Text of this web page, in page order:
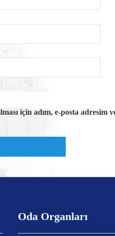
için adım, e-posta adresim
Oda Organları